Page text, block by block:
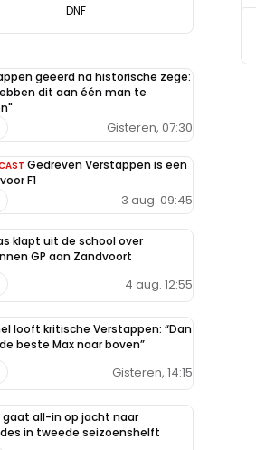
DNF
geëerd na historische zege:
dit aan één man te
Gisteren, 07:30
Gedreven Verstappen is een
F1
3 aug. 09:45
klapt uit de school over
GP aan Zandvoort
4 aug. 12:55
looft kritische Verstappen: “Dan
beste Max naar boven”
Gisteren, 14:15
gaat all-in op jacht naar
in tweede seizoenshelft